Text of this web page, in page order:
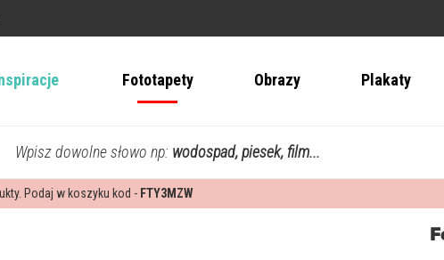
Fototapety Obrazy Plakaty
Wpisz dowolne słowo np: wodospad, piesek, film...
Podaj w koszyku kod - FTY3MZW